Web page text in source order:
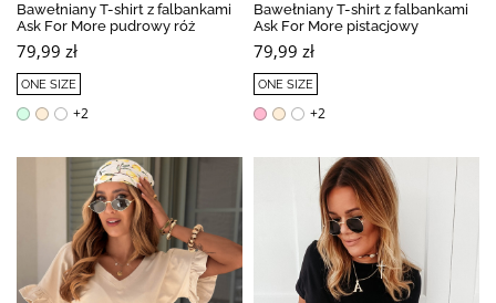
Bawełniany T-shirt z falbankami
Ask For More pudrowy róż
79,99 zł
ONE SIZE
+2
Bawełniany T-shirt z falbankami
Ask For More pistacjowy
79,99 zł
ONE SIZE
+2